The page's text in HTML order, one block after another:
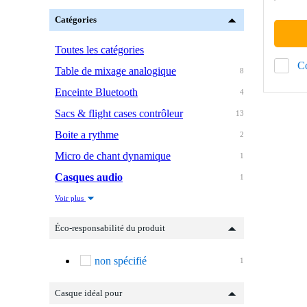
Catégories
Toutes les catégories
8
Table de mixage analogique
4
Enceinte Bluetooth
13
Sacs & flight cases contrôleur
2
Boite a rythme
1
Micro de chant dynamique
1
Casques audio
Voir plus
Éco-responsabilité du produit
1
non spécifié
Casque idéal pour